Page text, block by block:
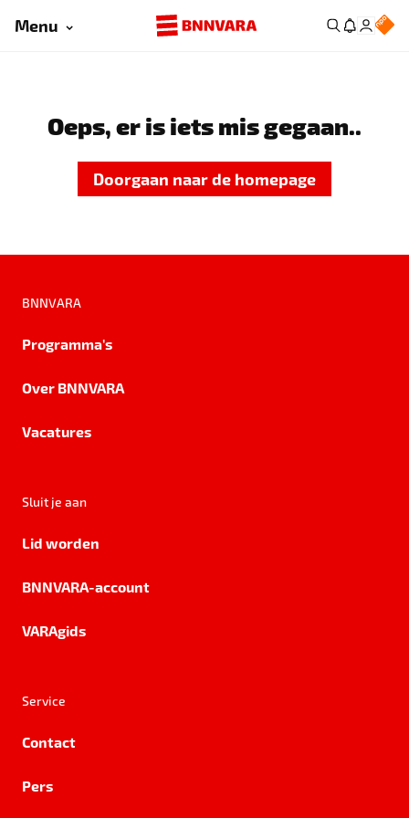
Menu
Oeps, er is iets mis gegaan..
Doorgaan naar de homepage
BNNVARA
Programma's
Over BNNVARA
Vacatures
Sluit je aan
Lid worden
BNNVARA-account
VARAgids
Service
Contact
Pers